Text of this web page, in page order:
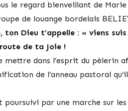
le regard bienveillant de
de louange bordelais
ton Dieu t’appelle : « viens
de ta Joie !
mettre dans l’esprit du pèlerin
de l’anneau pastoral
poursuivi par une marche sur